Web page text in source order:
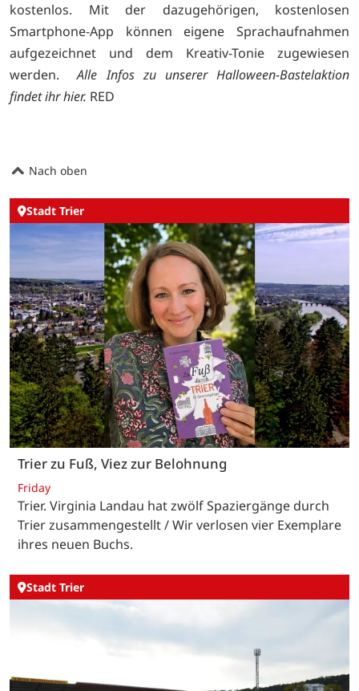
kostenlos. Mit der dazugehörigen, kostenlosen
Smartphone-App können eigene Sprachaufnahmen
aufgezeichnet und dem Kreativ-Tonie zugewiesen
werden.Alle Infos zu unserer Halloween-Bastelaktion
findet ihrhier. RED
Nach oben
Stadt Trier
Trier zu Fuß, Viez zur Belohnung
Friday
Trier. Virginia Landau hat zwölf Spaziergänge durch
Trier zusammengestellt / Wir verlosen vier Exemplare
ihres neuen Buchs.
Stadt Trier